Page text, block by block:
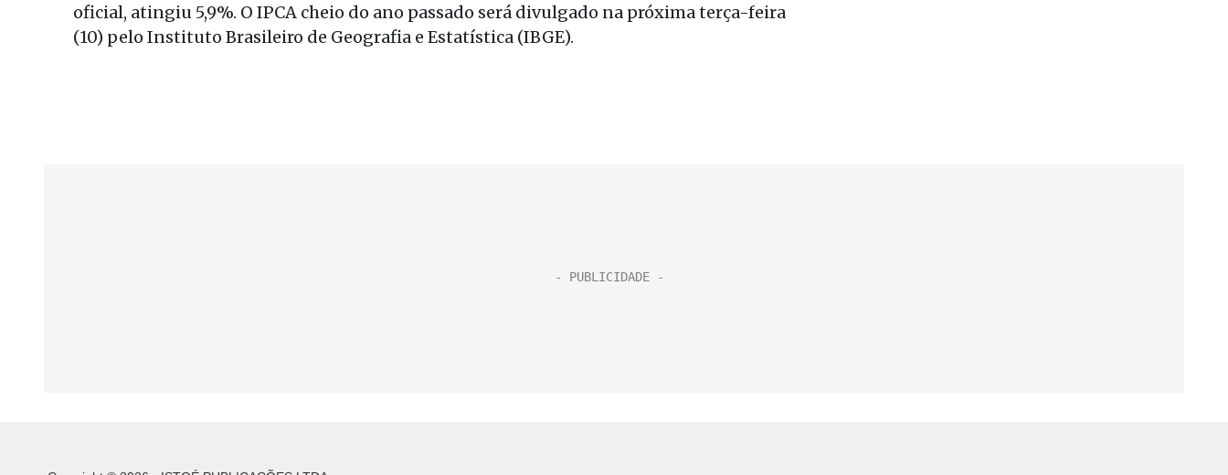
oficial, atingiu 5,9%. O IPCA cheio do ano passado será divulgado na próxima terça-feira
(10) pelo Instituto Brasileiro de Geografia e Estatística (IBGE).